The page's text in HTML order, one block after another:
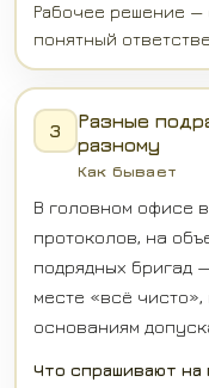
Рабочее решение —
понятный
3
Разные
разному
Как бывает
В головном офисе
протоколов, на
подрядных бригад
месте «всё
основаниям
Что спрашивают на